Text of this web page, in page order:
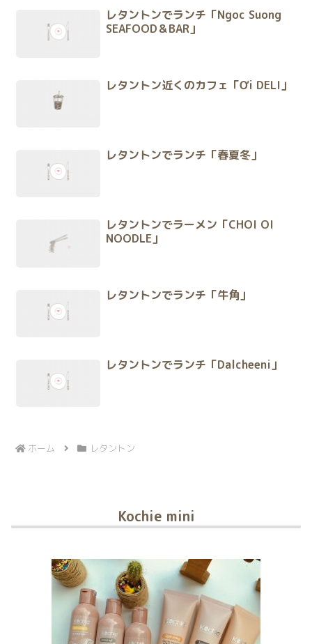
レタントンでランチ「Ngoc Suong
SEAFOOD＆BAR」
レタントン近くのカフェ「Ơi DELI」
レタントンでランチ「春夏冬」
レタントンでラーメン「CHOI OI
NOODLE」
レタントンでランチ「牛角」
レタントンでランチ「Dalcheeni」
ホーム レタントン
Kochie mini